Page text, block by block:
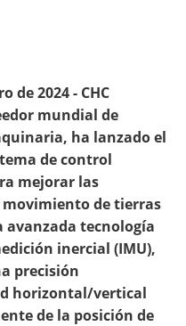
de 2024 - CHC
mundial de
ha lanzado el
de control
mejorar las
movimiento de tierras
avanzada tecnología
inercial (IMU),
precisión
horizontal/vertical
de la posición de